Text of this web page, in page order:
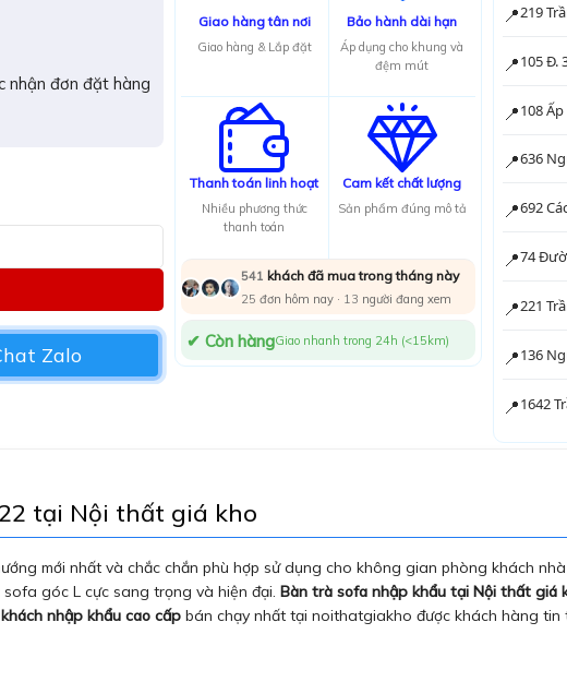
nhận đơn đặt hàng
Zalo
Giao hàng tân nơi
Giao hàng & Lắp đặt
Bảo hành dài hạn
Áp dụng cho khung và
đệm mút
Thanh toán linh hoạt
Nhiều phương thức
thanh toán
Cam kết chất lượng
Sản phẩm đúng mô tả
541 khách đã mua trong tháng này
25 đơn hôm nay · 13 người đang xem
✔ Còn hàngGiao nhanh trong 24h (<15km)
📍219
📍105 Đ.
📍108
📍636
📍692
📍74
📍221
📍136
📍1642
tại Nội thất giá kho
mới nhất và chắc chắn phù hợp sử dụng cho không gian phòng khách
góc L cực sang trọng và hiện đại. Bàn trà sofa nhập khẩu tại Nội thất giá
nhập khẩu cao cấp bán chạy nhất tại noithatgiakho được khách hàng